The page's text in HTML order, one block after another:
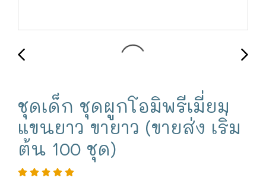
ชุดเด็ก ชุดผูกโอมิพรีเมี่ยม
แขนยาว ขายาว (ขายส่ง เริ่ม
ต้น 100 ชุด)